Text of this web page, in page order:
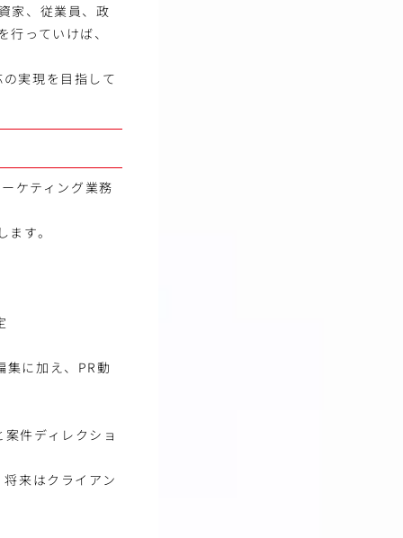
家、従業員、政
っていけば、
実現を目指して
ケティング業務
す。
集に加え、PR動
件ディレクショ
来はクライアン